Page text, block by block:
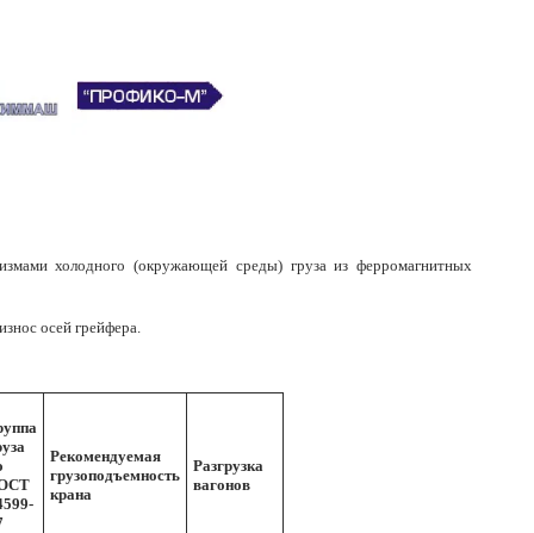
холодного (окружающей среды) груза из ферромагнитных
осей грейфера.
Рекомендуемая
грузоподъемность
крана
Разгрузка
вагонов